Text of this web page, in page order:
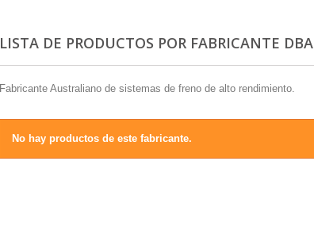
LISTA DE PRODUCTOS POR FABRICANTE DBA
Fabricante Australiano de sistemas de freno de alto rendimiento.
No hay productos de este fabricante.